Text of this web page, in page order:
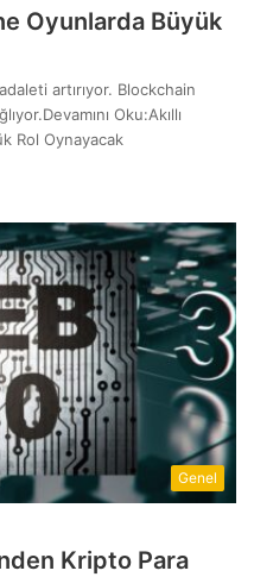
Oyunlarda Büyük
artırıyor. Blockchain
Oku:Akıllı
Rol Oynayacak
Genel
Kripto Para